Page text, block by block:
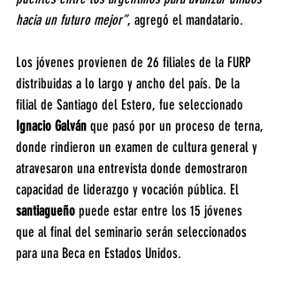
hacia un futuro mejor”, agregó el mandatario.
Los jóvenes provienen de 26 filiales de la FURP
distribuidas a lo largo y ancho del país. De la
filial de Santiago del Estero, fue seleccionado
Ignacio Galván que pasó por un proceso de terna,
donde rindieron un examen de cultura general y
atravesaron una entrevista donde demostraron
capacidad de liderazgo y vocación pública. El
santiagueño puede estar entre los 15 jóvenes
que al final del seminario serán seleccionados
para una Beca en Estados Unidos.